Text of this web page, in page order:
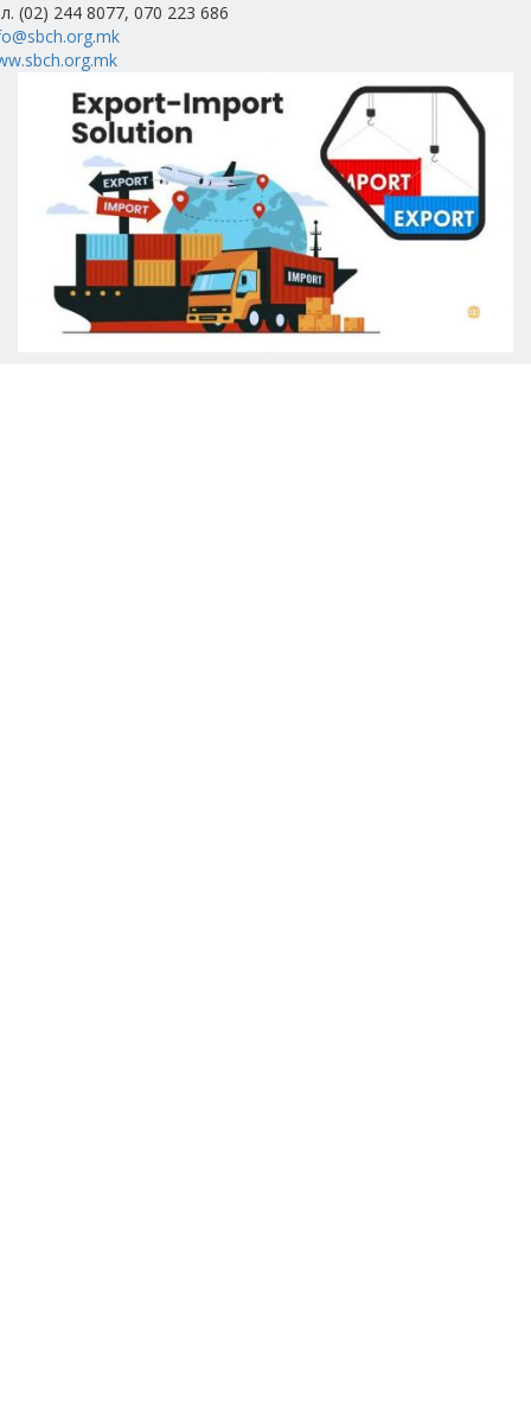
(02) 244 8077, 070 223 686